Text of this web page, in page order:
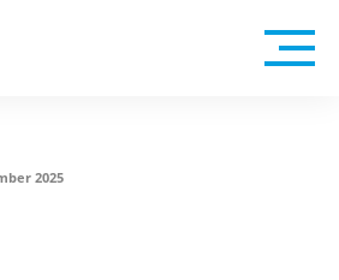
2025